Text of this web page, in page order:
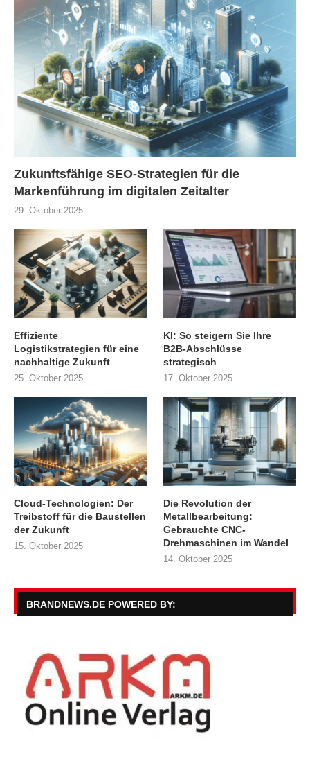
Zukunftsfähige SEO-Strategien für die
Markenführung im digitalen Zeitalter
29. Oktober 2025
Effiziente
Logistikstrategien für eine
nachhaltige Zukunft
25. Oktober 2025
KI: So steigern Sie Ihre
B2B-Abschlüsse
strategisch
17. Oktober 2025
Cloud-Technologien: Der
Treibstoff für die Baustellen
der Zukunft
15. Oktober 2025
Die Revolution der
Metallbearbeitung:
Gebrauchte CNC-
Drehmaschinen im Wandel
14. Oktober 2025
BRANDNEWS.DE POWERED BY: